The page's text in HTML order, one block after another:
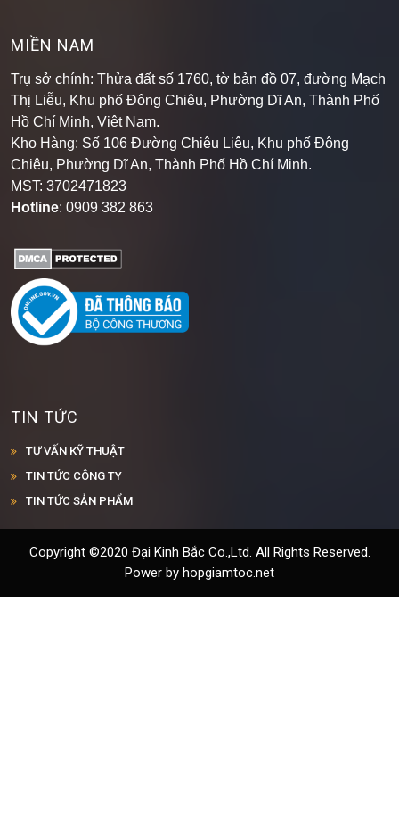
MIỀN NAM
Trụ sở chính: Thửa đất số 1760, tờ bản đồ 07, đường Mạch
Thị Liễu, Khu phố Đông Chiêu, Phường Dĩ An, Thành Phố
Hồ Chí Minh, Việt Nam.
Kho Hàng: Số 106 Đường Chiêu Liêu, Khu phố Đông
Chiêu, Phường Dĩ An, Thành Phố Hồ Chí Minh.
MST: 3702471823
Hotline: 0909 382 863
TIN TỨC
TƯ VẤN KỸ THUẬT
TIN TỨC CÔNG TY
TIN TỨC SẢN PHẨM
Copyright ©2020 Đại Kinh Bắc Co.,Ltd. All Rights Reserved.
Power by hopgiamtoc.net